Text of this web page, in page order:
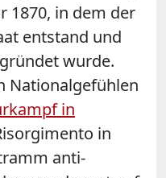
1870, in dem der
entstand und
wurde.
Nationalgefühlen
in
in
anti-